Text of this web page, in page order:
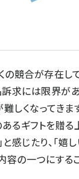
の競合が存在し
訴求には限界が
しくなってきま
るギフトを贈る
感じたり、「嬉し
の一つにする